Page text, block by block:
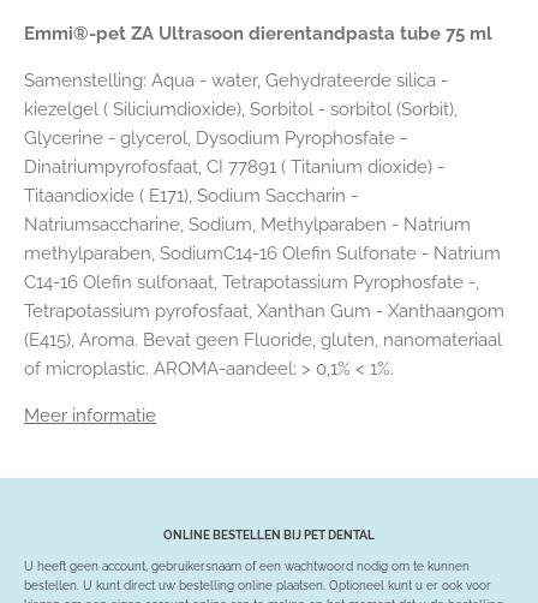
Emmi®-pet ZA Ultrasoon dierentandpasta tube 75 ml
Samenstelling: Aqua - water, Gehydrateerde silica -
kiezelgel ( Siliciumdioxide), Sorbitol - sorbitol (Sorbit),
Glycerine - glycerol, Dysodium Pyrophosfate -
Dinatriumpyrofosfaat, CI 77891 ( Titanium dioxide) -
Titaandioxide ( E171), Sodium Saccharin -
Natriumsaccharine, Sodium, Methylparaben - Natrium
methylparaben, SodiumC14-16 Olefin Sulfonate - Natrium
C14-16 Olefin sulfonaat, Tetrapotassium Pyrophosfate -,
Tetrapotassium pyrofosfaat, Xanthan Gum - Xanthaangom
(E415), Aroma. Bevat geen Fluoride, gluten, nanomateriaal
of microplastic. AROMA-aandeel: > 0,1% < 1%.
Meer informatie
ONLINE BESTELLEN BIJ PET DENTAL
U heeft geen account, gebruikersnaam of een wachtwoord nodig om te kunnen
bestellen. U kunt direct uw bestelling online plaatsen. Optioneel kunt u er ook voor